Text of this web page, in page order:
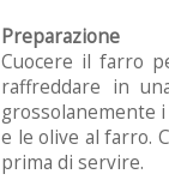
Preparazione
Cuocere il farro
raffreddare in
grossolanemente
e le olive al farro.
prima di servire.